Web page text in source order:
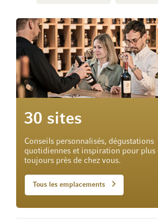
30 sites
Conseils personnalisés, dégustations
quotidiennes et inspiration pour plus
toujours près de chez vous.
Tous les emplacements